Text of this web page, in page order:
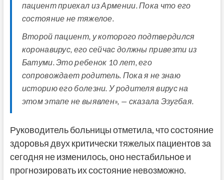
пациент приехал из Армении. Пока что его
состояние не тяжелое.
Второй пациент, у которого подтвердился
коронавирус, его сейчас должны привезти из
Батуми. Это ребенок 10 лет, его
сопровождает родитель. Пока я не знаю
историю его болезни. У родителя вирус на
этом этапе не выявлен», — сказала Эзугбая.
Руководитель больницы отметила, что состояние
здоровья двух критически тяжелых пациентов за
сегодня не изменилось, оно нестабильное и
прогнозировать их состояние невозможно.